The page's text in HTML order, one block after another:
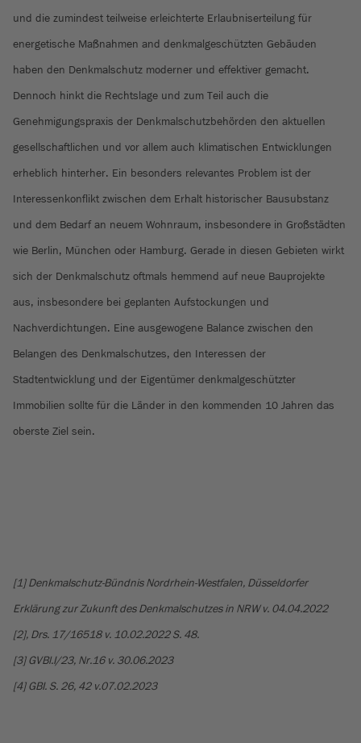
und die zumindest teilweise erleichterte Erlaubniserteilung für
energetische Maßnahmen and denkmalgeschützten Gebäuden
haben den Denkmalschutz moderner und effektiver gemacht.
Dennoch hinkt die Rechtslage und zum Teil auch die
Genehmigungspraxis der Denkmalschutzbehörden den aktuellen
gesellschaftlichen und vor allem auch klimatischen Entwicklungen
erheblich hinterher. Ein besonders relevantes Problem ist der
Interessenkonflikt zwischen dem Erhalt historischer Bausubstanz
und dem Bedarf an neuem Wohnraum, insbesondere in Großstädten
wie Berlin, München oder Hamburg. Gerade in diesen Gebieten wirkt
sich der Denkmalschutz oftmals hemmend auf neue Bauprojekte
aus, insbesondere bei geplanten Aufstockungen und
Nachverdichtungen. Eine ausgewogene Balance zwischen den
Belangen des Denkmalschutzes, den Interessen der
Stadtentwicklung und der Eigentümer denkmalgeschützter
Immobilien sollte für die Länder in den kommenden 10 Jahren das
oberste Ziel sein.
[1] Denkmalschutz-Bündnis Nordrhein-Westfalen, Düsseldorfer
Erklärung zur Zukunft des Denkmalschutzes in NRW v. 04.04.2022
[2], Drs. 17/16518 v. 10.02.2022 S. 48.
[3] GVBl.I/23, Nr.16 v. 30.06.2023
[4] GBI. S. 26, 42 v.07.02.2023